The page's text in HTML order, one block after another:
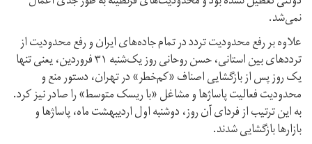
نمی‌شد.
علاوه بر رفع محدودیت تردد در تمام جاده‌های ایران و رفع محدودیت از
ترددهای بین استانی، حسن روحانی روز یک‌شنبه ۳۱ فروردین، یعنی تنها
یک روز پس از بازگشایی اصناف «کم‌خطر» در تهران، دستور منع و
محدودیت فعالیت پاساژها و مشاغل «با ریسک متوسط» را صادر نیز کرد.
به این ترتیب از فردای آن روز، دوشنبه اول اردیبهشت ماه، پاساژها و
بازارها بازگشایی شدند.